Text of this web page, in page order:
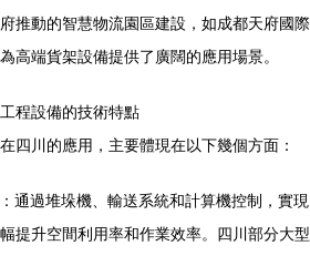
推動的智慧物流園區建設，如成都天府國際
高端貨架設備提供了廣闊的應用場景。
程設備的技術特點
四川的應用，主要體現在以下幾個方面：
通過堆垛機、輸送系統和計算機控制，實現
提升空間利用率和作業效率。四川部分大型